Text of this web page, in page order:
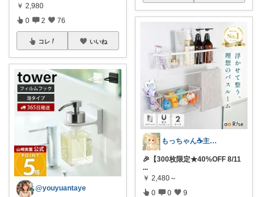
￥ 2,980
0 2 76
コレ いいね
@youyuantaye
もっちゃん☕主婦の癒しとご褒美ROOM
🎉【300枚限定★40%OFF 8/11
...
￥ 2,480～
0 0 9